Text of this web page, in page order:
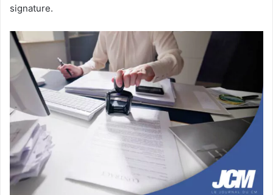
signature.